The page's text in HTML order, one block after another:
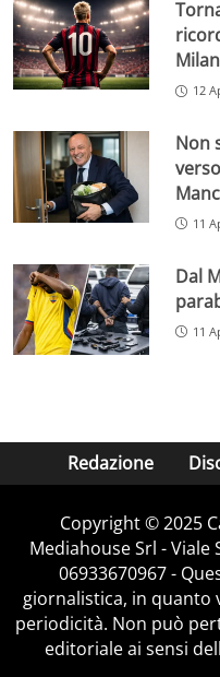
12
Non
11
Dal
11
Redazione
Copyright © 2025
Mediahouse Srl - Viale
06933670967 -
giornalistica, in quanto
periodicità. Non può
editoriale ai sensi